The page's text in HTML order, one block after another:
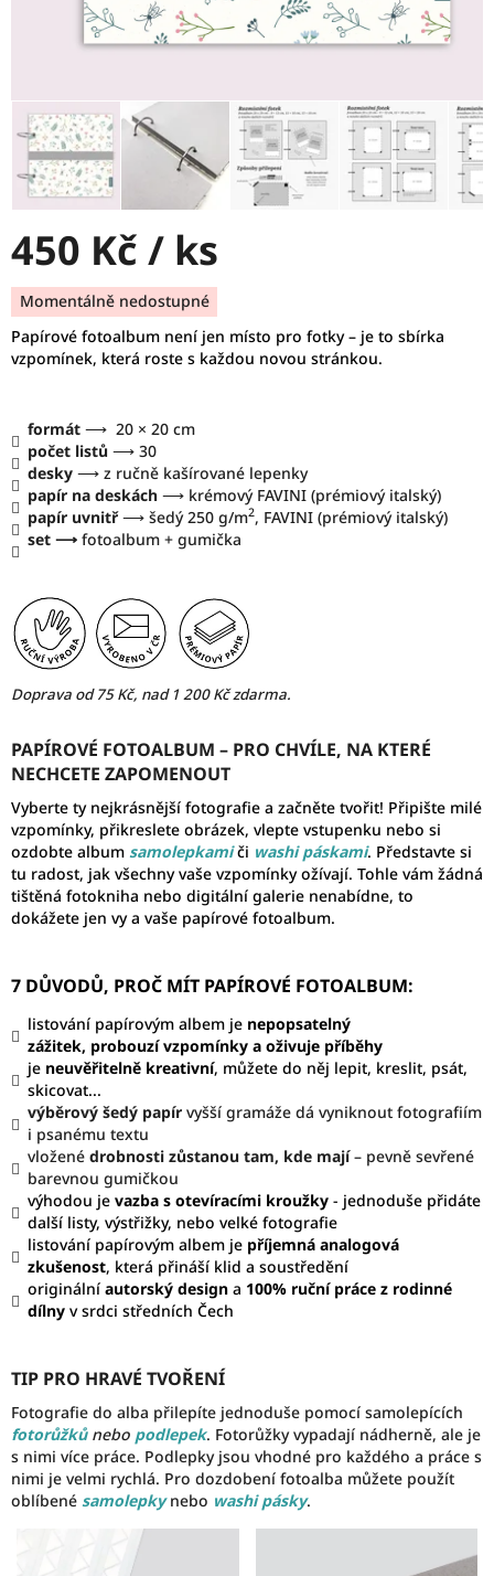
450 Kč / ks
Měrná
cena:
Momentálně nedostupné
Papírové fotoalbum není jen místo pro fotky – je to sbírka
vzpomínek, která roste s každou novou stránkou.
formát ⟶ 20 × 20 cm
počet listů ⟶ 30
desky ⟶ z ručně kašírované lepenky
papír na deskách ⟶ krémový FAVINI (prémiový italský)
papír uvnitř⟶ šedý 250 g/m2, FAVINI (prémiový italský)
set ⟶ fotoalbum + gumička
Doprava od 75 Kč, nad 1 200 Kč zdarma.
PAPÍROVÉ FOTOALBUM – PRO CHVÍLE, NA KTERÉ
NECHCETE ZAPOMENOUT
Vyberte ty nejkrásnější fotografie a začněte tvořit! Připište milé
vzpomínky, přikreslete obrázek, vlepte vstupenku nebo si
ozdobte album samolepkamiči washi páskami. Představte si
tu radost, jak všechny vaše vzpomínky ožívají. Tohle vám žádná
tištěná fotokniha nebo digitální galerie nenabídne, to
dokážete jen vy a vaše papírové fotoalbum.
7 DŮVODŮ, PROČ MÍT PAPÍROVÉ FOTOALBUM:
listování papírovým albem je nepopsatelný
zážitek, probouzí vzpomínky a oživuje příběhy
je neuvěřitelně kreativní, můžete do něj lepit, kreslit, psát,
skicovat...
výběrový šedý papír vyšší gramáže dá vyniknout fotografiím
i psanému textu
vložené drobnosti zůstanou tam, kde mají– pevně sevřené
barevnou gumičkou
výhodou je vazba s otevíracími kroužky - jednoduše přidáte
další listy, výstřižky, nebo velké fotografie
listování papírovým albem je příjemná analogová
zkušenost, která přináší klid a soustředění
originální autorský design a 100% ruční práce z rodinné
dílny v srdci středních Čech
TIP PRO HRAVÉ TVOŘENÍ
Fotografie do alba přilepíte jednoduše pomocí samolepících
fotorůžků nebo podlepek. Fotorůžky vypadají nádherně, ale je
s nimi více práce. Podlepky jsou vhodné pro každého a práce s
nimi je velmi rychlá. Pro dozdobení fotoalba můžete použít
oblíbené samolepkynebo washi pásky.